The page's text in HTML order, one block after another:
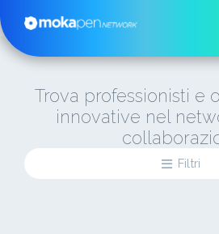
Trova professionisti e
innovative nel
Filtri